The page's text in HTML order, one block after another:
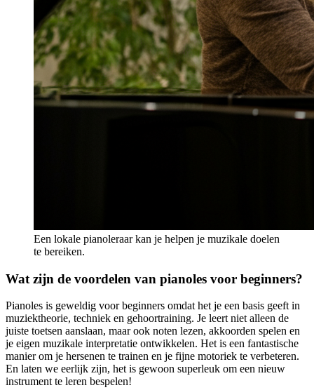
Een lokale pianoleraar kan je helpen je muzikale doelen
te bereiken.
Wat zijn de voordelen van pianoles voor beginners?
Pianoles is geweldig voor beginners omdat het je een basis geeft in
muziektheorie, techniek en gehoortraining. Je leert niet alleen de
juiste toetsen aanslaan, maar ook noten lezen, akkoorden spelen en
je eigen muzikale interpretatie ontwikkelen. Het is een fantastische
manier om je hersenen te trainen en je fijne motoriek te verbeteren.
En laten we eerlijk zijn, het is gewoon superleuk om een nieuw
instrument te leren bespelen!